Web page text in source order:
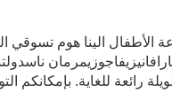
الأطفال الينا هوم
للغاية. بإمكانكم